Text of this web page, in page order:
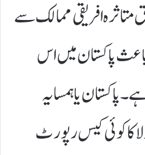
افریقی ممالک سے
پاکستان میں اس
پاکستان یا ہمسایہ
کا کوئی کیس رپورٹ